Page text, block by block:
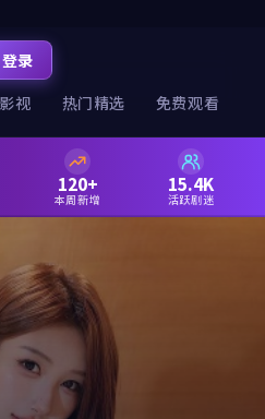
视 热门精选 免费观看
登录
120+
本周新增
15.4K
活跃剧迷